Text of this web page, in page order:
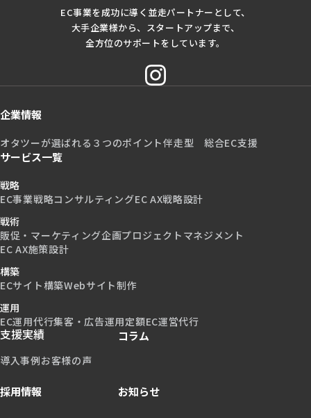
EC事業を成功に導く並走パートナーとして、
大手企業様から、スタートアップまで、
全方位のサポートをしています。
企業情報
オタツーが選ばれる３つのポイント伴走型 総合EC支援
サービス一覧
戦略
EC事業戦略コンサルティングEC AX戦略設計
戦術
販促・マーケティング企画プロジェクトマネジメント
EC AX施策設計
構築
ECサイト構築Webサイト制作
運用
EC運用代行集客・広告運用定額EC運営代行
支援実績
導入事例お客様の声
コラム
採用情報 お知らせ